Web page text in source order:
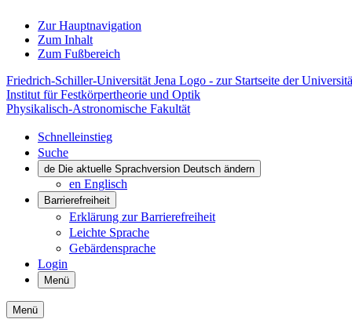
Zur Hauptnavigation
Zum Inhalt
Zum Fußbereich
Friedrich-Schiller-Universität Jena Logo - zur Startseite der
Institut für Festkörpertheorie und Optik
Physikalisch-Astronomische Fakultät
Schnelleinstieg
Suche
de Die aktuelle Sprachversion Deutsch ändern
en Englisch
Barrierefreiheit
Erklärung zur Barrierefreiheit
Leichte Sprache
Gebärdensprache
Login
Menü
Menü